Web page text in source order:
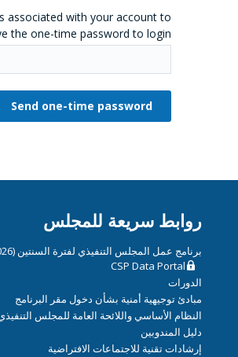
associated with your account to
the one-time password to login.
روابط سريعة للمجلس
برنامج عمل المجلس التنفيذي لفترة السنتين (2026-2027)
CSP Data Portal
الدورات
مبادئ توجيهية أمنية بشأن دخول مقر البرنامج
النظام الأساسي واللائحة العامة للمجلس
دليل المندوبين
إرشادات تقنية للاجتماعات الافتراضية